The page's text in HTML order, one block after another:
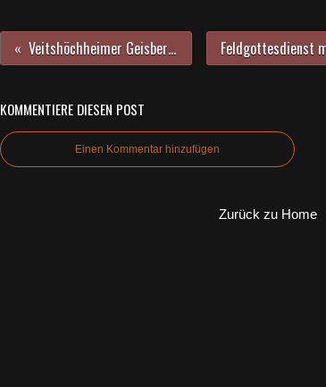
Veitshöchheimer Geisbergbad öffnet am Vatertag, 18. Mai 2023
KOMMENTIERE DIESEN POST
Einen Kommentar hinzufügen
Zurück zu Home